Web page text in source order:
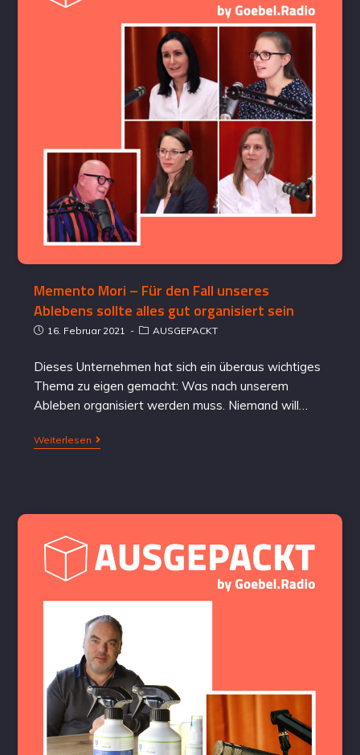
Memento Mori – Für den Fall unseres
Ablebens sollte alles gut organisiert sein
16. Februar 2021 AUSGEPACKT
Dieses Unternehmen hat sich ein überaus wichtiges
Thema zu eigen gemacht: Was nach unserem
Ableben organisiert werden muss. Niemand will…
Weiterlesen